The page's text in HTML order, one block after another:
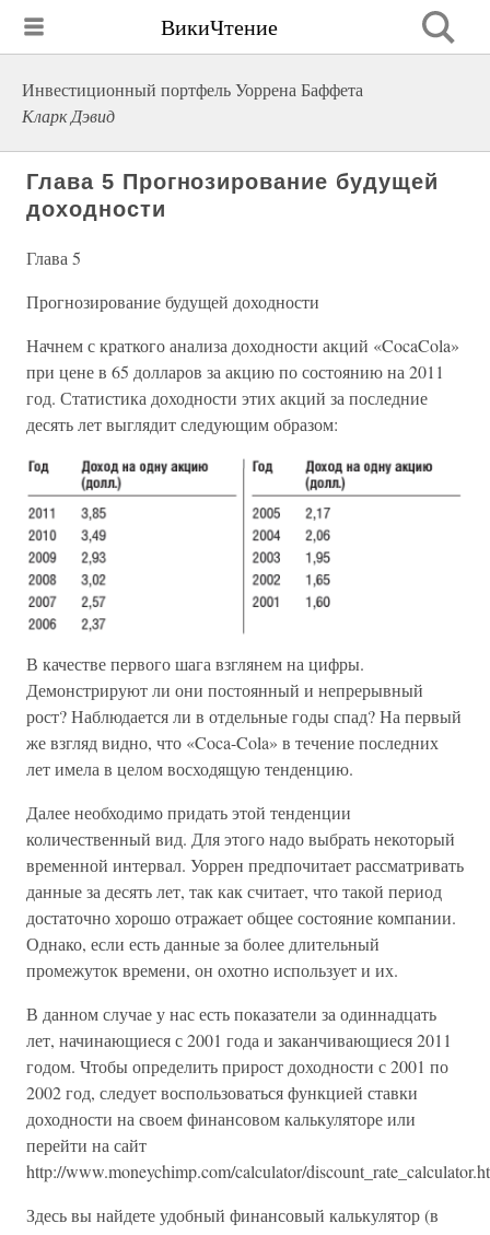
ВикиЧтение
Инвестиционный портфель Уоррена Баффета
Кларк Дэвид
Глава 5 Прогнозирование будущей
доходности
Глава 5
Прогнозирование будущей доходности
Начнем с краткого анализа доходности акций «CocaCola»
при цене в 65 долларов за акцию по состоянию на 2011
год. Статистика доходности этих акций за последние
десять лет выглядит следующим образом:
В качестве первого шага взглянем на цифры.
Демонстрируют ли они постоянный и непрерывный
рост? Наблюдается ли в отдельные годы спад? На первый
же взгляд видно, что «Coca-Cola» в течение последних
лет имела в целом восходящую тенденцию.
Далее необходимо придать этой тенденции
количественный вид. Для этого надо выбрать некоторый
временной интервал. Уоррен предпочитает рассматривать
данные за десять лет, так как считает, что такой период
достаточно хорошо отражает общее состояние компании.
Однако, если есть данные за более длительный
промежуток времени, он охотно использует и их.
В данном случае у нас есть показатели за одиннадцать
лет, начинающиеся с 2001 года и заканчивающиеся 2011
годом. Чтобы определить прирост доходности с 2001 по
2002 год, следует воспользоваться функцией ставки
доходности на своем финансовом калькуляторе или
перейти на сайт
http://www.moneychimp.com/calculator/
Здесь вы найдете удобный финансовый калькулятор (в